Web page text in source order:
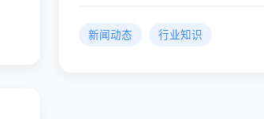
新闻动态 行业知识